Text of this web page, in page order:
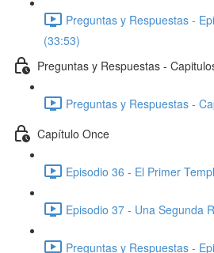
Preguntas y Respuestas -
(33:53)
Preguntas y Respuestas -
Preguntas y Respuestas -
Capítulo Once
Episodio 36 - El Primer
Episodio 37 - Una Segunda
Preguntas y Respuestas -